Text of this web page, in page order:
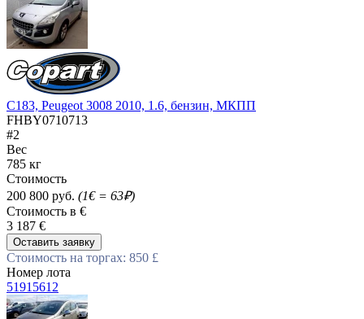
C183, Peugeot 3008 2010, 1.6, бензин, МКПП
FHBY0710713
#2
Вес
785 кг
Стоимость
200 800 руб. (1€ = 63₽)
Стоимость в €
3 187 €
Оставить заявку
Стоимость на торгах: 850 £
Номер лота
51915612